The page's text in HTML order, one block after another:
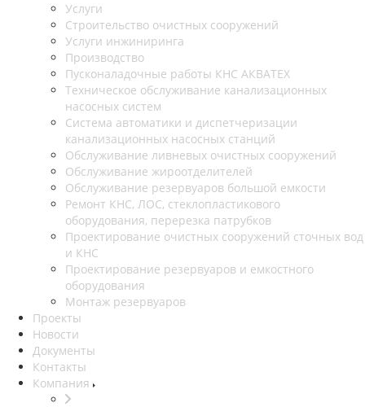
Услуги
Строительство очистных сооружений
Услуги инжиниринга
Производство
Пусконаладочные работы КНС АКВАТЕХ
Техническое обслуживание канализационных
насосных систем
Система автоматики и диспетчеризации
канализационных насосных станций
Обслуживание ливневых очистных сооружений
Обслуживание жироотделителей
Обслуживание резервуаров большой емкости
Ремонт КНС, ЛОС, стеклопластикового
оборудования, перерезка патрубков
Проектирование очистных сооружений сточных вод
и КНС
Проектирование резервуаров и емкостного
оборудования
Монтаж резервуаров
Проекты
Новости
Документы
Контакты
Компания